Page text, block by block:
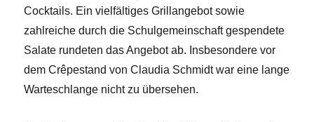
Cocktails. Ein vielfältiges Grillangebot sowie
zahlreiche durch die Schulgemeinschaft gespendete
Salate rundeten das Angebot ab. Insbesondere vor
dem Crêpestand von Claudia Schmidt war eine lange
Warteschlange nicht zu übersehen.